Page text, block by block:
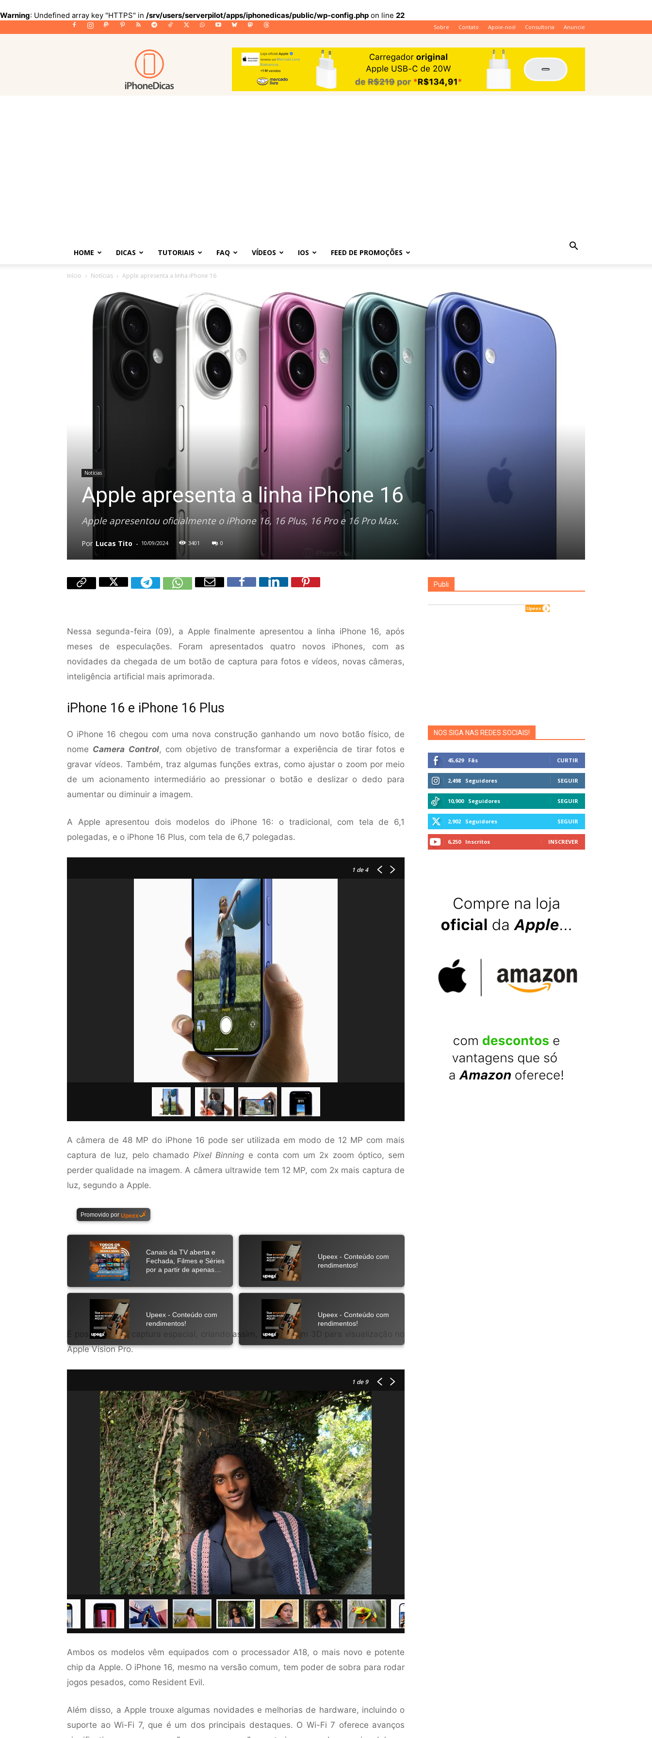
Warning: Undefined array key "HTTPS" in /srv/users/serverpilot/apps/iphonedicas/public/wp-config.php on line 22
Sobre Contato Apoie-nos! Consultoria Anuncie
iPhoneDicas
HOME DICAS TUTORIAIS FAQ VÍDEOS IOS FEED DE PROMOÇÕES
Início Notícias Apple apresenta a linha iPhone 16
Notícias
Apple apresenta a linha iPhone 16
Apple apresentou oficialmente o iPhone 16, 16 Plus, 16 Pro e 16 Pro Max.
Por Lucas Tito - 10/09/2024 3401 0
Nessa segunda-feira (09), a Apple finalmente apresentou a linha iPhone 16, após
meses de especulações. Foram apresentados quatro novos iPhones, com as
novidades da chegada de um botão de captura para fotos e vídeos, novas câmeras,
inteligência artificial mais aprimorada.
iPhone 16 e iPhone 16 Plus
O iPhone 16 chegou com uma nova construção ganhando um novo botão físico, de
nome Camera Control, com objetivo de transformar a experiência de tirar fotos e
gravar vídeos. Também, traz algumas funções extras, como ajustar o zoom por meio
de um acionamento intermediário ao pressionar o botão e deslizar o dedo para
aumentar ou diminuir a imagem.
A Apple apresentou dois modelos do iPhone 16: o tradicional, com tela de 6,1
polegadas, e o iPhone 16 Plus, com tela de 6,7 polegadas.
1 de 4
A câmera de 48 MP do iPhone 16 pode ser utilizada em modo de 12 MP com mais
captura de luz, pelo chamadoPixel Binning e conta com um 2x zoom óptico, sem
perder qualidade na imagem. A câmera ultrawide tem 12 MP, com 2x mais captura de
luz, segundo a Apple.
É possível fazer captura espacial, criando assim, imagens em 3D para visualização no
Apple Vision Pro.
1 de 9
Ambos os modelos vêm equipados com o processador A18, o mais novo e potente
chip da Apple. O iPhone 16, mesmo na versão comum, tem poder de sobra para rodar
jogos pesados, como Resident Evil.
Além disso, a Apple trouxe algumas novidades e melhorias de hardware, incluindo o
suporte ao Wi-Fi 7, que é um dos principais destaques. O Wi-Fi 7 oferece avanços
Publi
NOS SIGA NAS REDES SOCIAIS!
45,629 Fãs CURTIR
2,498 Seguidores SEGUIR
10,900 Seguidores SEGUIR
2,902 Seguidores SEGUIR
6,250 Inscritos INSCREVER